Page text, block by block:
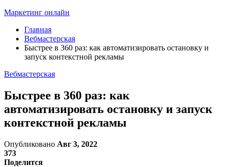
Маркетинг онлайн
Главная
Вебмастерская
Быстрее в 360 раз: как автоматизировать остановку и
запуск контекстной рекламы
Вебмастерская
Быстрее в 360 раз: как
автоматизировать остановку и запуск
контекстной рекламы
Опубликовано Авг 3, 2022
373
Поделится